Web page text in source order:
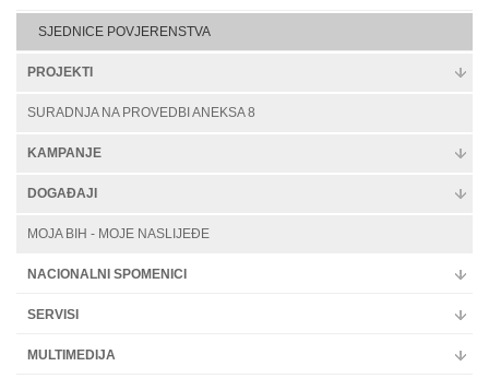
SJEDNICE POVJERENSTVA
PROJEKTI
SURADNJA NA PROVEDBI ANEKSA 8
KAMPANJE
DOGAĐAJI
MOJA BIH - MOJE NASLIJEĐE
NACIONALNI SPOMENICI
SERVISI
MULTIMEDIJA